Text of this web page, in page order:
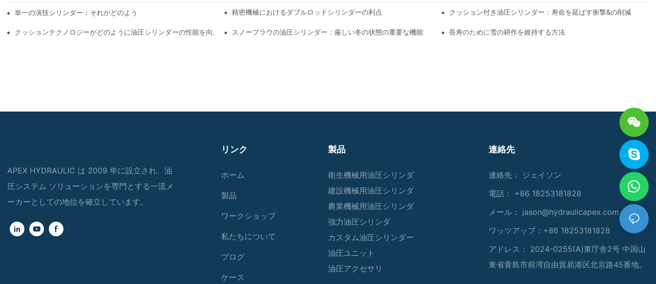
単一の演技シリンダー：それがどのように機能するか&一般的なアプリケーション精密機械におけるダブルロッドシリンダーの利点 クッション付き油圧シリンダー：寿命を延ばす衝撃&の削減
クッションテクノロジーがどのように油圧シリンダーの性能を向上させるかスノープラウの油圧シリンダー：厳しい冬の状態の重要な機能 長寿のために雪の耕作を維持する方法
APEX HYDRAULIC は 2009 年に設立され、油
圧システム ソリューションを専門とする一流メ
ーカーとしての地位を確立しています。
リンク
ホーム
製品
ワークショップ
私たちについて
ブログ
ケース
製品
衛生機械用油圧シリンダ
建設機械用油圧シリンダ
農業機械用油圧シリンダ
強力油圧シリンダ
カスタム油圧シリンダー
油圧ユニット
油圧アクセサリ
連絡先
連絡先： ジェイソン
電話： +86 18253181828
メール： jason@hydraulicapex.com
ワッツアップ：+86 18253181828
アドレス： 2024-0255(A)東庁舎2号 中国山
東省青島市前湾自由貿易港区北京路45番地。